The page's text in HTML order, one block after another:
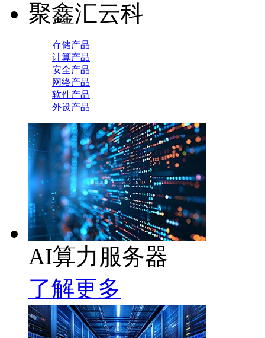
聚鑫汇云科
存储产品
计算产品
安全产品
网络产品
软件产品
外设产品
AI算力服务器
了解更多